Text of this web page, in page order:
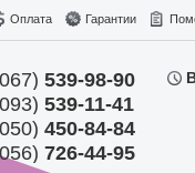
Оплата Гарантии
539-98-90
539-11-41
450-84-84
726-44-95